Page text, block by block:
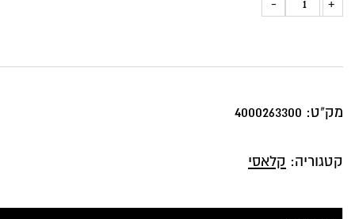
+
-
מק"ט: 4000263300
קטגוריה: קלאסי